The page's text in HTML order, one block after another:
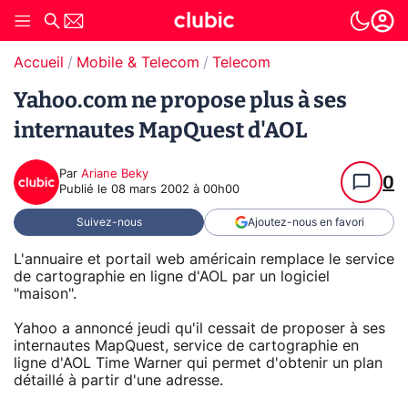
Accueil Mobile & Telecom Telecom
Yahoo.com ne propose plus à ses
internautes MapQuest d'AOL
Par Ariane Beky
Publié le 08 mars 2002 à 00h00 0
Suivez-nous Ajoutez-nous en favori
L'annuaire et portail web américain remplace le service
de cartographie en ligne d'AOL par un logiciel
"maison".
Yahoo a annoncé jeudi qu'il cessait de proposer à ses
internautes MapQuest, service de cartographie en
ligne d'AOL Time Warner qui permet d'obtenir un plan
détaillé à partir d'une adresse.